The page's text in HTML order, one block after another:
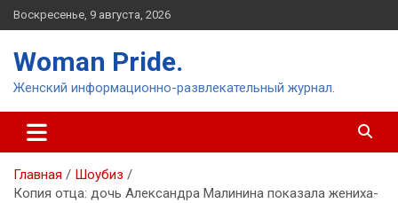
Перейти
к
Воскресенье, 9 августа, 2026
Woman Pride.
Женский информационно-развлекательный журнал.
Главная
Шоубиз
Копия отца: дочь Александра Малинина показала жениха-